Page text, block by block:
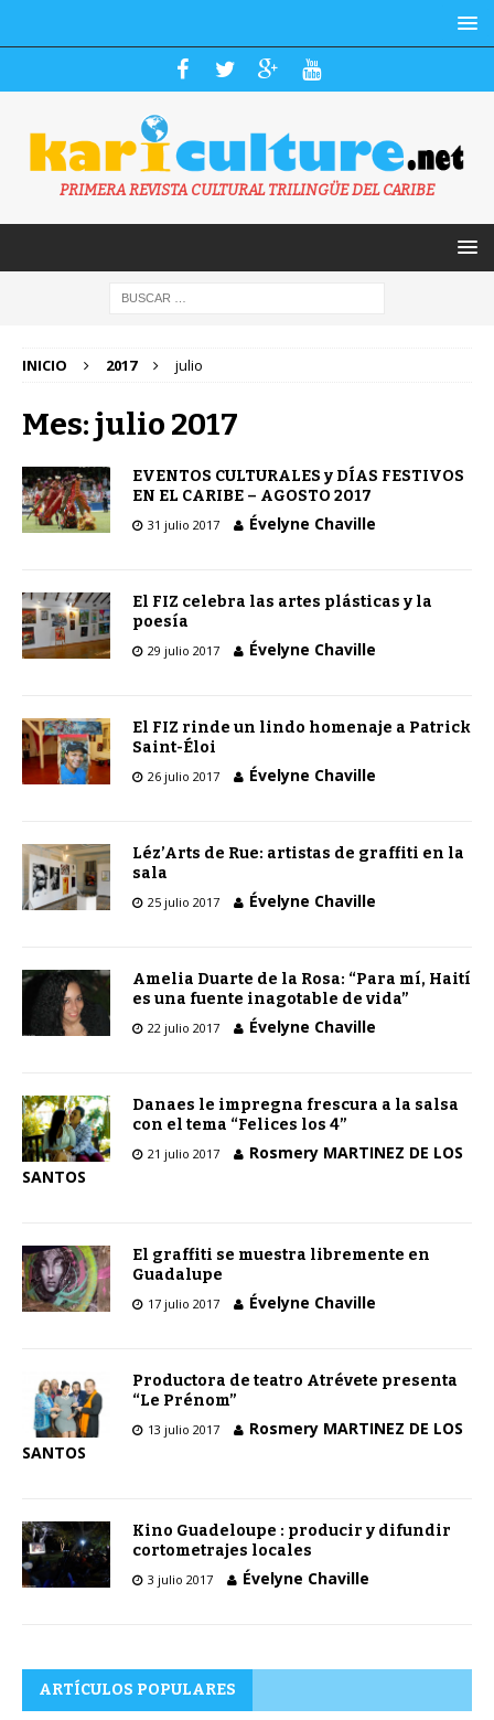
PRIMERA REVISTA CULTURAL TRILINGÜE DEL CARIBE
INICIO 2017 julio
Mes: julio 2017
EVENTOS CULTURALES y DÍAS FESTIVOS
EN EL CARIBE – AGOSTO 2017
31 julio 2017 Évelyne Chaville
El FIZ celebra las artes plásticas y la
poesía
29 julio 2017 Évelyne Chaville
El FIZ rinde un lindo homenaje a Patrick
Saint-Éloi
26 julio 2017 Évelyne Chaville
Léz’Arts de Rue: artistas de graffiti en la
sala
25 julio 2017 Évelyne Chaville
Amelia Duarte de la Rosa: “Para mí, Haití
es una fuente inagotable de vida”
22 julio 2017 Évelyne Chaville
Danaes le impregna frescura a la salsa
con el tema “Felices los 4”
21 julio 2017
Rosmery MARTINEZ DE LOS
SANTOS
El graffiti se muestra libremente en
Guadalupe
17 julio 2017 Évelyne Chaville
Productora de teatro Atrévete presenta
“Le Prénom”
13 julio 2017
Rosmery MARTINEZ DE LOS
SANTOS
Kino Guadeloupe : producir y difundir
cortometrajes locales
3 julio 2017 Évelyne Chaville
ARTÍCULOS POPULARES